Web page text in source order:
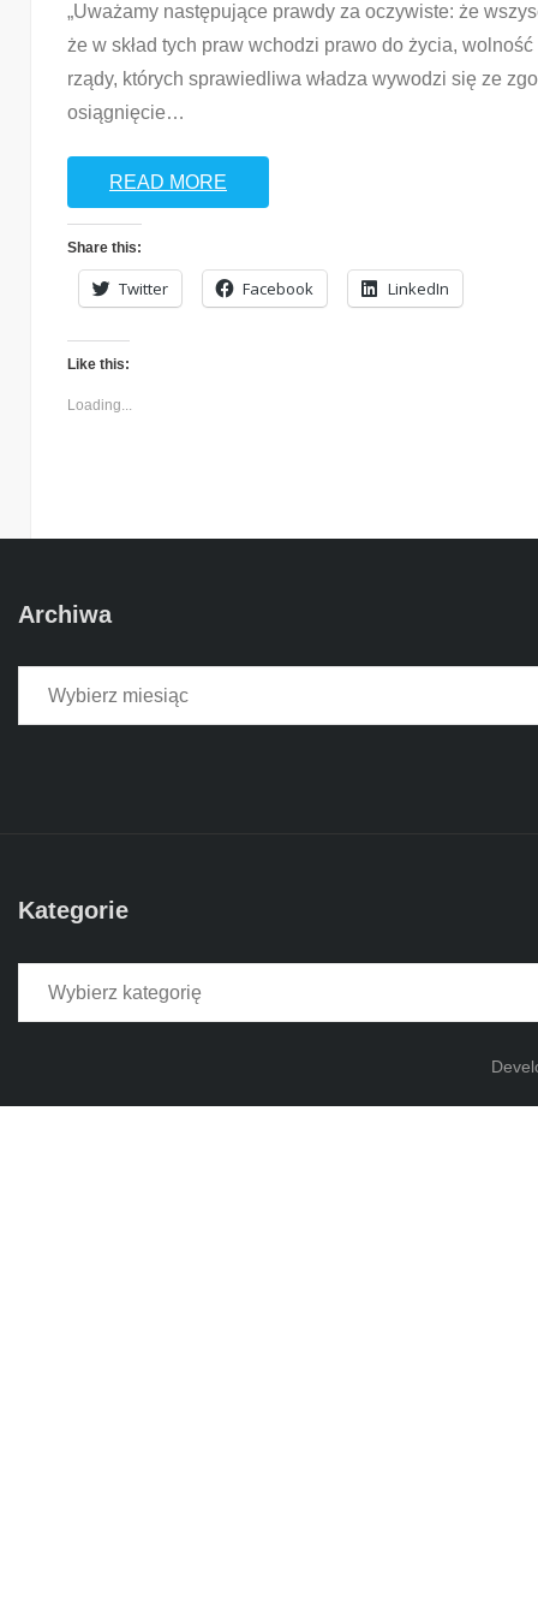
Share this:
Twitter Facebook LinkedIn
Like this:
Loading...
„Uważamy następujące prawdy za oczywiste: że
że w skład tych praw wchodzi prawo do życia,
rządy, których sprawiedliwa władza wywodzi się ze
osiągnięcie…
READ MORE
Share this:
Twitter Facebook LinkedIn
Like this:
Loading...
Archiwa
Kategorie
Kategorie